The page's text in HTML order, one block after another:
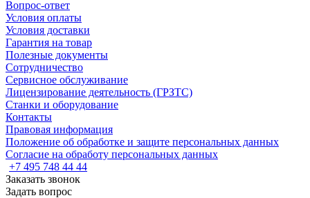
Вопрос-ответ
Условия оплаты
Условия доставки
Гарантия на товар
Полезные документы
Сотрудничество
Сервисное обслуживание
Лицензирование деятельность (ГРЗТС)
Станки и оборудование
Контакты
Правовая информация
Положение об обработке и защите персональных данных
Согласие на обработу персональных данных
+7 495 748 44 44
Заказать звонок
Задать вопрос